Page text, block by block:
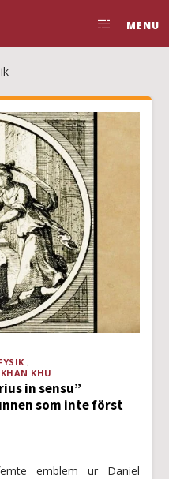
MENU
KHU
in sensu”
som inte först
emblem ur Daniel